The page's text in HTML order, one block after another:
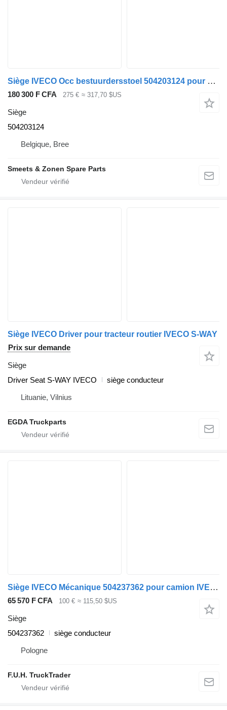
Siège IVECO Occ bestuurdersstoel 504203124 pour camion
180 300 F CFA 275 € ≈ 317,70 $US
Siège
504203124
Belgique, Bree
Smeets & Zonen Spare Parts
Siège IVECO Driver pour tracteur routier IVECO S-WAY
Prix sur demande
Siège
Driver Seat S-WAY IVECO
siège conducteur
Lituanie, Vilnius
EGDA Truckparts
Siège IVECO Mécanique 504237362 pour camion IVECO Stralis Trakker Eurocargo
65 570 F CFA 100 € ≈ 115,50 $US
Siège
504237362
siège conducteur
Pologne
F.U.H. TruckTrader